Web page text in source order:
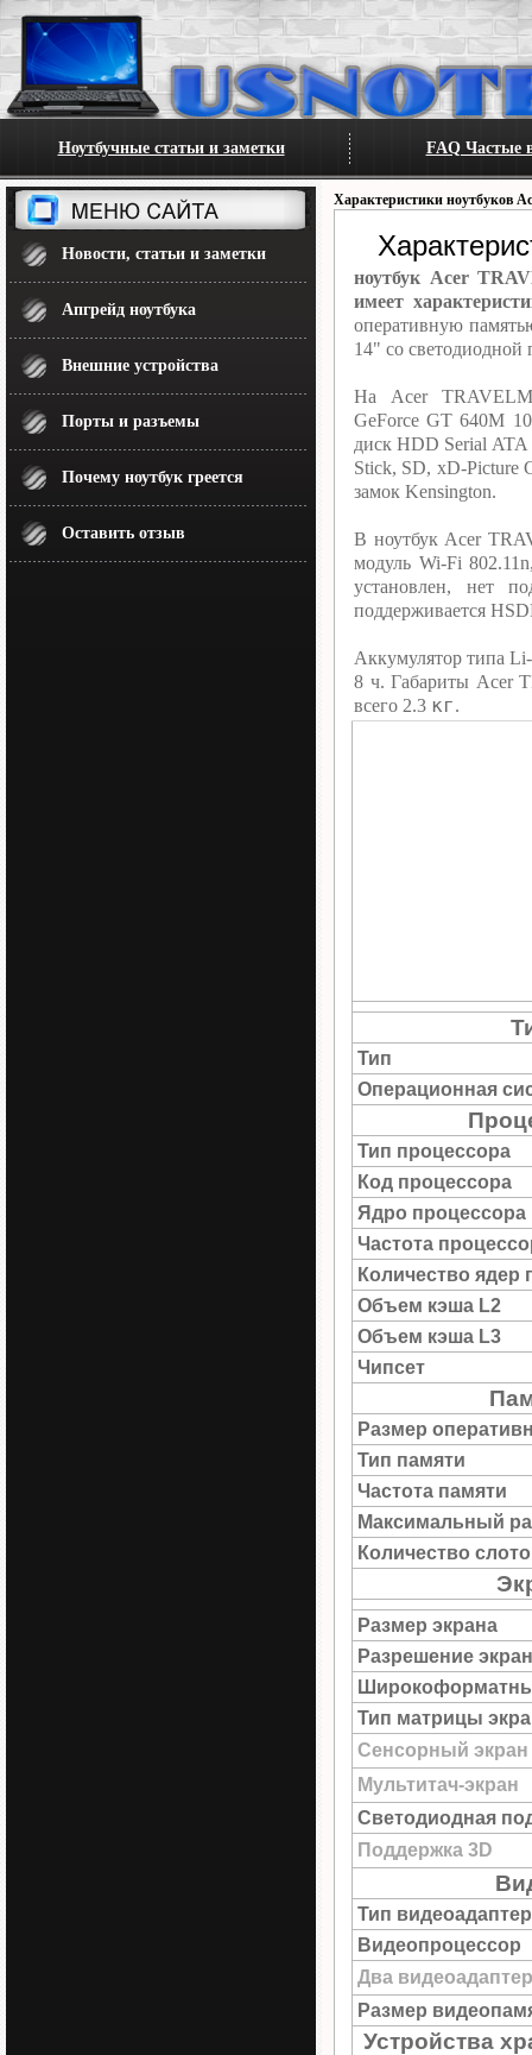
Ноутбучные статьи и заметки FAQ Частые
Новости, статьи и заметки
Апгрейд ноутбука
Внешние устройства
Порты и разъемы
Почему ноутбук греется
Оставить отзыв
Характеристики ноутбуков
ноутбук Acer
имеет
оперативную
14" со светодиодной
На Acer
GeForce GT 640M
диск HDD Serial
Stick, SD, xD-Picture
замок Kensington.
В ноутбук Acer
модуль Wi-Fi
установлен, нет
поддерживается
Аккумулятор типа
8 ч. Габариты Acer
всего 2.3 кг.
Тип
Операционная
Тип процессора
Код процессора
Ядро процессора
Частота
Количество ядер
Объем кэша L2
Объем кэша L3
Чипсет
Размер
Тип памяти
Частота памяти
Максимальный
Количество
Размер экрана
Разрешение
Тип матрицы
Сенсорный экран
Мультитач-экран
Светодиодная
Поддержка 3D
Тип
Видеопроцессор
Два
Размер
Устройства